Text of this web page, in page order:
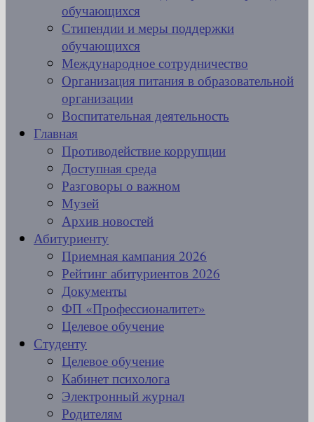
обучающихся
Стипендии и меры поддержки
обучающихся
Международное сотрудничество
Организация питания в образовательной
организации
Воспитательная деятельность
Главная
Противодействие коррупции
Доступная среда
Разговоры о важном
Музей
Архив новостей
Абитуриенту
Приемная кампания 2026
Рейтинг абитуриентов 2026
Документы
ФП «Профессионалитет»
Целевое обучение
Студенту
Целевое обучение
Кабинет психолога
Электронный журнал
Родителям